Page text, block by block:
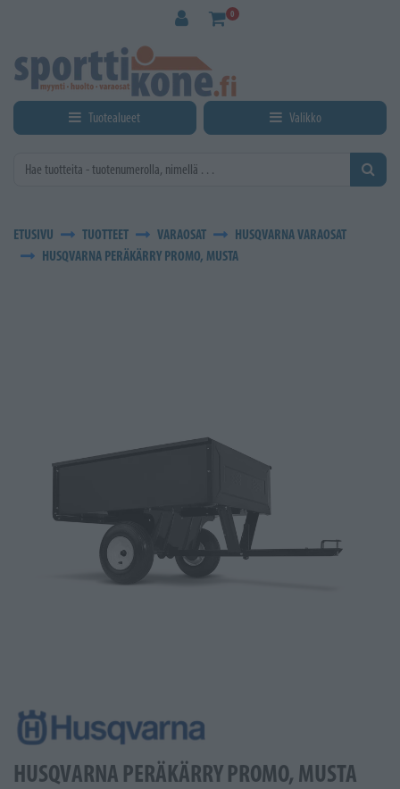
0
Tuotealueet Valikko
ETUSIVU TUOTTEET VARAOSAT
HUSQVARNA VARAOSAT
HUSQVARNA PERÄKÄRRY PROMO, MUSTA
HUSQVARNA PERÄKÄRRY PROMO, MUSTA